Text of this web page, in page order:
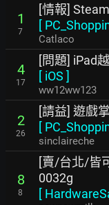
1
7
[情報]
[
Catlaco
4
17
[問題] iPad
[ iOS ]
ww12ww123
2
26
[請益] 遊戲
[
sinclaireche
8
8
[賣/台北/皆
0032g
[